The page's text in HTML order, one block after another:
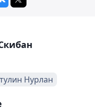
Нурлан